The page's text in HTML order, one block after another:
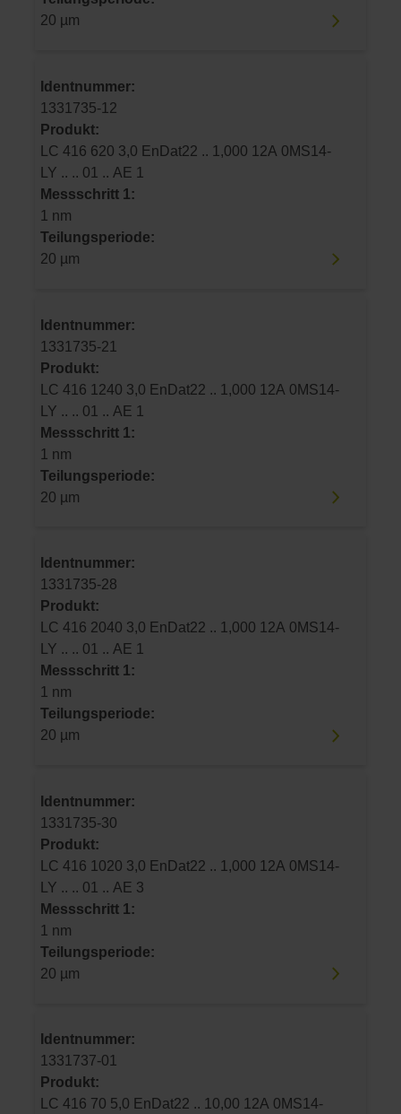
20 µm
Identnummer:
1331735-12
Produkt:
LC 416 620 3,0 EnDat22 .. 1,000 12A 0MS14-
LY .. .. 01 .. AE 1
Messschritt 1:
1 nm
Teilungsperiode:
20 µm
Identnummer:
1331735-21
Produkt:
LC 416 1240 3,0 EnDat22 .. 1,000 12A 0MS14-
LY .. .. 01 .. AE 1
Messschritt 1:
1 nm
Teilungsperiode:
20 µm
Identnummer:
1331735-28
Produkt:
LC 416 2040 3,0 EnDat22 .. 1,000 12A 0MS14-
LY .. .. 01 .. AE 1
Messschritt 1:
1 nm
Teilungsperiode:
20 µm
Identnummer:
1331735-30
Produkt:
LC 416 1020 3,0 EnDat22 .. 1,000 12A 0MS14-
LY .. .. 01 .. AE 3
Messschritt 1:
1 nm
Teilungsperiode:
20 µm
Identnummer:
1331737-01
Produkt:
LC 416 70 5,0 EnDat22 .. 10,00 12A 0MS14-